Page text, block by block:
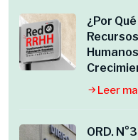
¿Por
Leer
ORD.